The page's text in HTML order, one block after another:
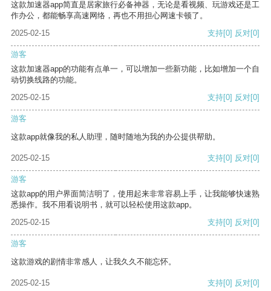
这款加速器app简直是居家旅行必备神器，无论是看视频、玩游戏还是工
作办公，都能畅享高速网络，再也不用担心网速卡顿了。
2025-02-15
支持[0] 反对[0]
游客
这款加速器app的功能有点单一，可以增加一些新功能，比如增加一个自
动切换线路的功能。
2025-02-15
支持[0] 反对[0]
游客
这款app就像我的私人助理，随时随地为我的办公提供帮助。
2025-02-15 支持[0] 反对[0]
游客
这款app的用户界面简洁明了，使用起来非常容易上手，让我能够快速熟
悉操作。我不用看说明书，就可以轻松使用这款app。
2025-02-15
支持[0] 反对[0]
游客
这款游戏的剧情非常感人，让我久久不能忘怀。
2025-02-15 支持[0] 反对[0]